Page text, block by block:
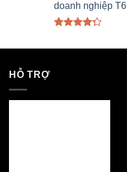
doanh nghiệp T6
HỖ TRỢ